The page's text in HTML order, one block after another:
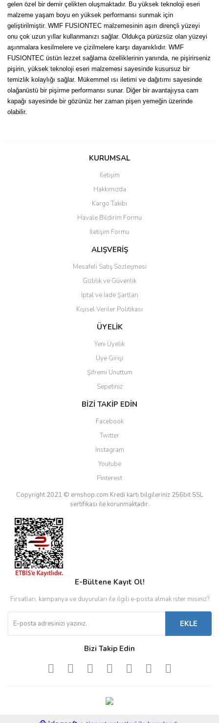
gelen özel bir demir çelikten oluşmaktadır. Bu yüksek teknoloji eseri
malzeme yaşam boyu en yüksek performansı sunmak için
geliştirilmiştir. WMF FUSIONTEC malzemesinin aşırı dirençli yüzeyi
onu çok uzun yıllar kullanmanızı sağlar. Oldukça pürüzsüz olan yüzeyi
aşınmalara kesilmelere ve çizilmelere karşı dayanıklıdır. WMF
FUSIONTEC üstün lezzet sağlama özelliklerinin yanında, ne pişirirseniz
pişirin, yüksek teknoloji eseri malzemesi sayesinde kusursuz bir
temizlik kolaylığı sağlar. Mükemmel ısı iletimi ve dağıtımı sayesinde
olağanüstü bir pişirme performansı sunar. Diğer bir avantajıysa cam
kapağı sayesinde bir gözünüz her zaman pişen yemeğin üzerinde
olabilir.
Bu ürüne ilk yorumu siz yapın!
Ürün resmi kalitesiz, bozuk veya görüntülenemiyor.
Ürün açıklamasında eksik bilgiler bulunuyor.
Ürün bilgilerinde hatalar bulunuyor.
Ürün fiyatı diğer sitelerden daha pahalı.
Bu ürüne benzer farklı alternatifler olmalı.
Gönder
KURUMSAL
İletişim
Hakkımızda
Kargo Takibi
Havale Bildirim Formu
İletişim Formu
ALIŞVERİŞ
Mesafeli Satış Sözleşmesi
Gizlilik ve Güvenlik
İptal ve İade Şartları
Kişisel Veriler Politikası
ÜYELİK
Yeni Üyelik
Üye Girişi
Şifremi Unuttum
Sepetiniz
BİZİ TAKİP EDİN
Facebook
Twitter
Instagram
Youtube
Pinterest
Copyright 2021 © ernshop.com Kredi kartı bilgileriniz 256bit SSL
sertifikası ile korunmaktadır.
E-Bültene Kayıt Ol!
Fırsatları, kampanya ve duyuruları ile ilgili e-posta almak ister misiniz?
EKLE
Bizi Takip Edin